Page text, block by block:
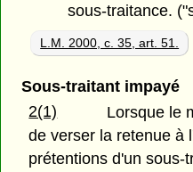
sous-traitance.
L.M. 2000, c. 35, art. 51.
Sous-traitant impayé
2(1)
Lorsque le
de verser la retenue à
prétentions d'un sous-